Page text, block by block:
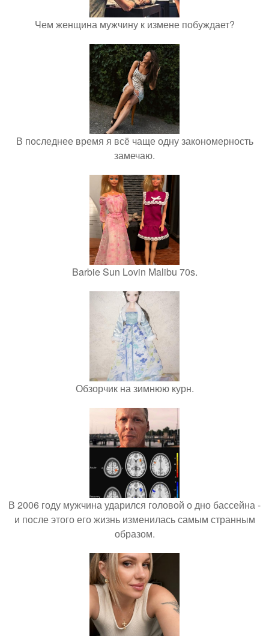
Чем женщина мужчину к измене побуждает?
В последнее время я всё чаще одну закономерность
замечаю.
Barbie Sun Lovin Malibu 70s.
Обзорчик на зимнюю курн.
В 2006 году мужчина ударился головой о дно бассейна -
и после этого его жизнь изменилась самым странным
образом.